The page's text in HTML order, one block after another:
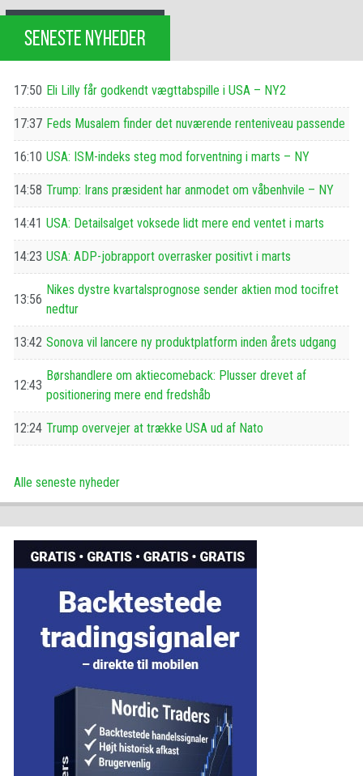
SENESTE NYHEDER
17:50 Eli Lilly får godkendt vægttabspille i USA – NY2
17:37 Feds Musalem finder det nuværende renteniveau passende
16:10 USA: ISM-indeks steg mod forventning i marts – NY
14:58 Trump: Irans præsident har anmodet om våbenhvile – NY
14:41 USA: Detailsalget voksede lidt mere end ventet i marts
14:23 USA: ADP-jobrapport overrasker positivt i marts
13:56
Nikes dystre kvartalsprognose sender aktien mod tocifret
nedtur
13:42 Sonova vil lancere ny produktplatform inden årets udgang
12:43
Børshandlere om aktiecomeback: Plusser drevet af
positionering mere end fredshåb
12:24 Trump overvejer at trække USA ud af Nato
Alle seneste nyheder